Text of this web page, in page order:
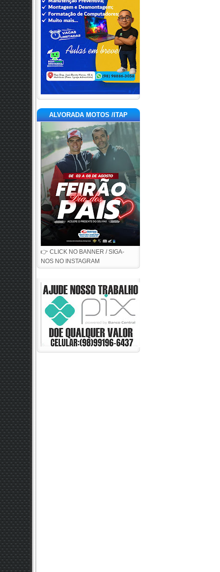
ALVORADA MOTOS /ITAP
👉 CLICK NO BANNER / SIGA-
NOS NO INSTAGRAM